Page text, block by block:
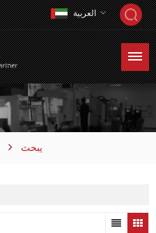
العربية
يبحث